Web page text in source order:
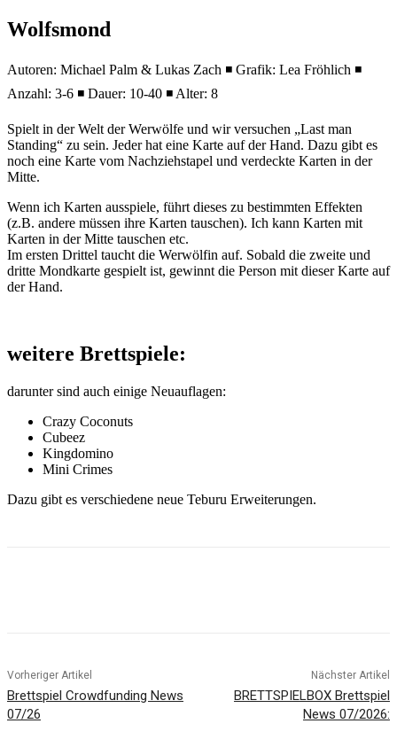
Wolfsmond
Autoren: Michael Palm & Lukas Zach ◾ Grafik: Lea Fröhlich ◾
Anzahl: 3-6 ◾ Dauer: 10-40 ◾ Alter: 8
Spielt in der Welt der Werwölfe und wir versuchen „Last man
Standing“ zu sein. Jeder hat eine Karte auf der Hand. Dazu gibt es
noch eine Karte vom Nachziehstapel und verdeckte Karten in der
Mitte.
Wenn ich Karten ausspiele, führt dieses zu bestimmten Effekten
(z.B. andere müssen ihre Karten tauschen). Ich kann Karten mit
Karten in der Mitte tauschen etc.
Im ersten Drittel taucht die Werwölfin auf. Sobald die zweite und
dritte Mondkarte gespielt ist, gewinnt die Person mit dieser Karte auf
der Hand.
weitere Brettspiele:
darunter sind auch einige Neuauflagen:
Crazy Coconuts
Cubeez
Kingdomino
Mini Crimes
Dazu gibt es verschiedene neue Teburu Erweiterungen.
Vorheriger Artikel
Brettspiel Crowdfunding News
07/26
Nächster Artikel
BRETTSPIELBOX Brettspiel
News 07/2026: